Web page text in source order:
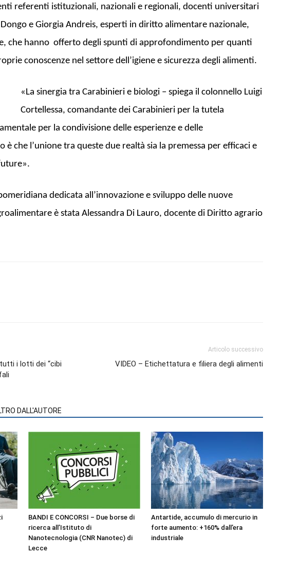
referenti istituzionali, nazionali e regionali, docenti universitari
e Giorgia Andreis, esperti in diritto alimentare nazionale,
che hanno offerto degli spunti di approfondimento per quanti
conoscenze nel settore dell’igiene e sicurezza degli alimenti.
«La sinergia tra Carabinieri e biologi – spiega il colonnello Luigi
Cortellessa, comandante dei Carabinieri per la tutela
per la condivisione delle esperienze e delle
è che l’unione tra queste due realtà sia la premessa per efficaci e
dedicata all’innovazione e sviluppo delle nuove
è stata Alessandra Di Lauro, docente di Diritto agrario
i lotti dei “cibi
Articolo successivo
VIDEO – Etichettatura e filiera degli alimenti
DALL'AUTORE
BANDI E CONCORSI – Due borse di
ricerca all’Istituto di
Nanotecnologia (CNR Nanotec) di
Lecce
Antartide, accumulo di mercurio in
forte aumento: +160% dall’era
industriale